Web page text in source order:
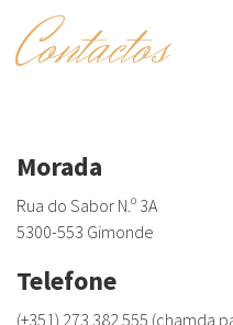
Contactos
Morada
Rua do Sabor N.º 3A
5300-553 Gimonde
Telefone
(+351) 273 382 555 (chamda